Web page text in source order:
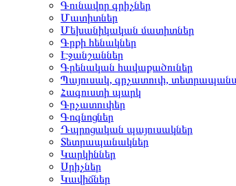
Գունավոր գրիչներ
Մատիտներ
Մեխանիկական մատիտներ
Գրքի հենակներ
Էջանշաններ
Գրենական հավաքածուներ
Պայուսակ, գրչատուփ,
Հագուստի պարկ
Գրչատուփեր
Գոգնոցներ
Դպրոցական պայուսակներ
Տետրապանակներ
Կարկիններ
Սրիչներ
Կավիճներ